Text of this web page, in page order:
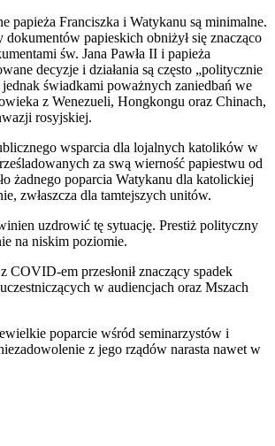
papieża Franciszka i Watykanu są minimalne.
papieskich obniżył się znacząco
św. Jana Pawła II i papieża
decyzje i działania są często „politycznie
świadkami poważnych zaniedbań we
z Wenezueli, Hongkongu oraz Chinach,
rosyjskiej.
wsparcia dla lojalnych katolików w
za swą wierność papiestwu od
żadnego poparcia Watykanu dla katolickiej
zwłaszcza dla tamtejszych unitów.
uzdrowić tę sytuację. Prestiż polityczny
na niskim poziomie.
COVID-em przesłonił znaczący spadek
w audiencjach oraz Mszach
poparcie wśród seminarzystów i
z jego rządów narasta nawet w